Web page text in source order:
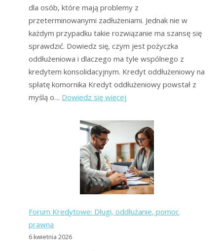
dla osób, które mają problemy z
przeterminowanymi zadłużeniami. Jednak nie w
każdym przypadku takie rozwiązanie ma szansę się
sprawdzić. Dowiedz się, czym jest pożyczka
oddłużeniowa i dlaczego ma tyle wspólnego z
kredytem konsolidacyjnym. Kredyt oddłużeniowy na
spłatę komornika Kredyt oddłużeniowy powstał z
myślą o… Dowiedz się więcej
oddłużeniowy:
to
jest
i
jak
się
Forum Kredytowe: Długi, oddłużanie, pomoc
prawna
6 kwietnia 2026